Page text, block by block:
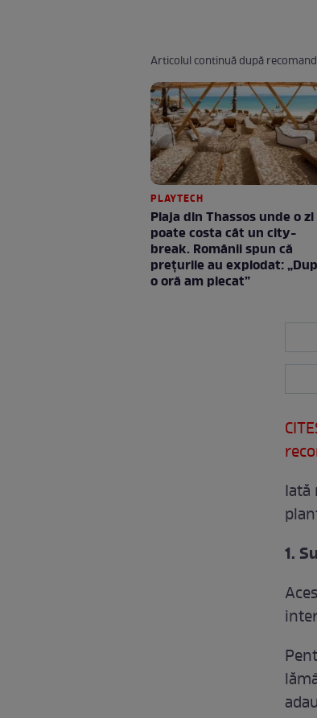
Articolul continuă după
PLAYTECH
Plaja din Thassos unde o zi
poate costa cât un city-
break. Românii spun că
prețurile au explodat:
o oră am plecat”
Iată
1.